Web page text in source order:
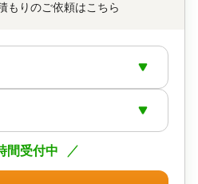
もりのご依頼はこちら
間受付中